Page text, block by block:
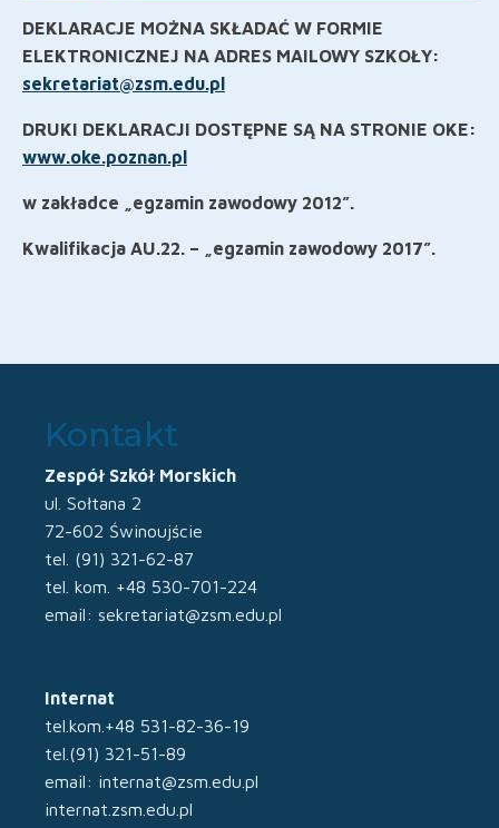
DEKLARACJE MOŻNA SKŁADAĆ W FORMIE
ELEKTRONICZNEJ NA ADRES MAILOWY SZKOŁY:
sekretariat@zsm.edu.pl
DRUKI DEKLARACJI DOSTĘPNE SĄ NA STRONIE OKE:
www.oke.poznan.pl
w zakładce „egzamin zawodowy 2012”.
Kwalifikacja AU.22. – „egzamin zawodowy 2017”.
Kontakt
Zespół Szkół Morskich
ul. Sołtana 2
72-602 Świnoujście
tel. (91) 321-62-87
tel. kom. +48 530-701-224
email: sekretariat@zsm.edu.pl
Internat
tel.kom.+48 531-82-36-19
tel.(91) 321-51-89
email: internat@zsm.edu.pl
internat.zsm.edu.pl